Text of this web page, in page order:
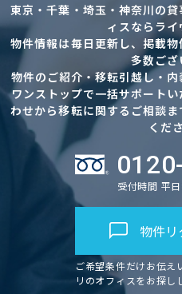
東京・千葉・埼玉・神奈川の
ィスならライ
物件情報は毎日更新し、掲載
多数ござ
物件のご紹介・移転引越し・
ワンストップで一括サポート
わせから移転に関するご相談
くだ
受付時間 平
物件リ
ご希望条件だけお伝え
リのオフィスをお探し